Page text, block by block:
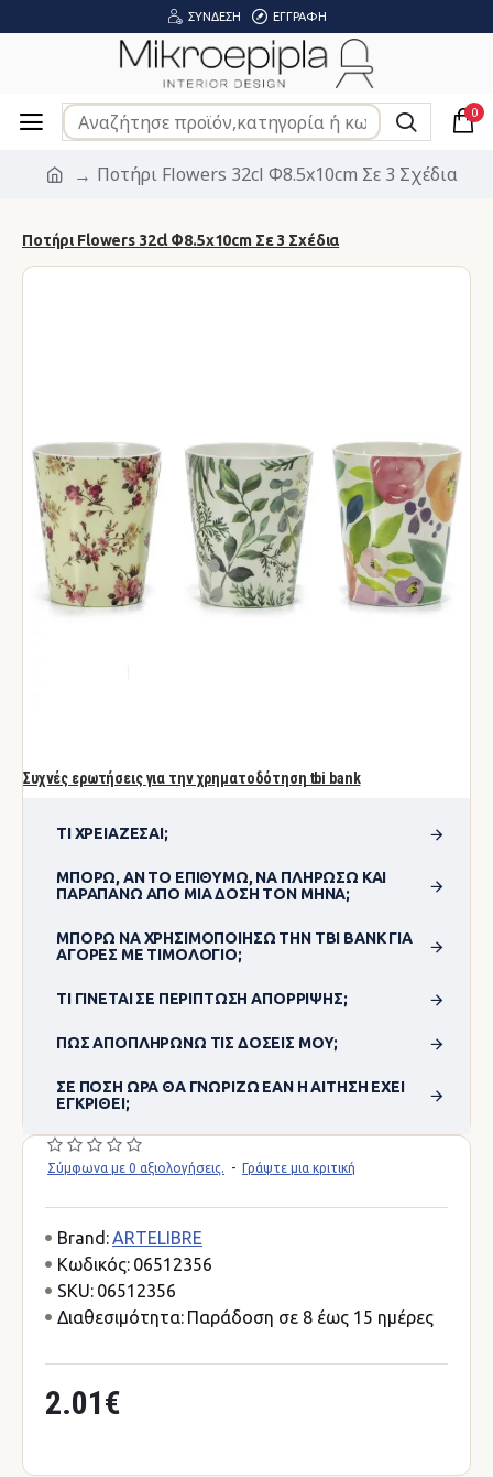
ΣΎΝΔΕΣΗ ΕΓΓΡΑΦΉ
0
Ποτήρι Flowers 32cl Φ8.5x10cm Σε 3 Σχέδια
Ποτήρι Flowers 32cl Φ8.5x10cm Σε 3 Σχέδια
Συχνές ερωτήσεις για την χρηματοδότηση tbi bank
ΤΙ ΧΡΕΙΆΖΕΣΑΙ;
ΜΠΟΡΏ, ΑΝ ΤΟ ΕΠΙΘΥΜΏ, ΝΑ ΠΛΗΡΏΣΩ ΚΑΙ
ΠΑΡΑΠΆΝΩ ΑΠΌ ΜΊΑ ΔΌΣΗ ΤΟΝ ΜΉΝΑ;
ΜΠΟΡΏ ΝΑ ΧΡΗΣΙΜΟΠΟΊΗΣΩ ΤΗΝ TBI BANK ΓΙΑ
ΑΓΟΡΈΣ ΜΕ ΤΙΜΟΛΌΓΙΟ;
ΤΙ ΓΊΝΕΤΑΙ ΣΕ ΠΕΡΊΠΤΩΣΗ ΑΠΌΡΡΙΨΗΣ;
ΠΏΣ ΑΠΟΠΛΗΡΏΝΩ ΤΙΣ ΔΌΣΕΙΣ ΜΟΥ;
ΣΕ ΠΌΣΗ ΏΡΑ ΘΑ ΓΝΩΡΊΖΩ ΕΆΝ Η ΑΊΤΗΣΗ ΈΧΕΙ
ΕΓΚΡΙΘΕΊ;
Σύμφωνα με 0 αξιολογήσεις. - Γράψτε μια κριτική
2.01€
Brand:ARTELIBRE
Κωδικός: 06512356
SKU: 06512356
Διαθεσιμότητα: Παράδοση σε 8 έως 15 ημέρες